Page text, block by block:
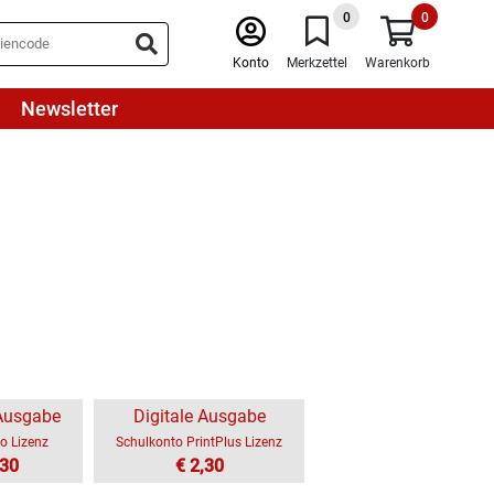
Konto
0
Merkzettel
0
Warenkorb
Newsletter
Lizenz
Digitale Ausgabe
Schulkonto PrintPlus Lizenz
€ 2,30